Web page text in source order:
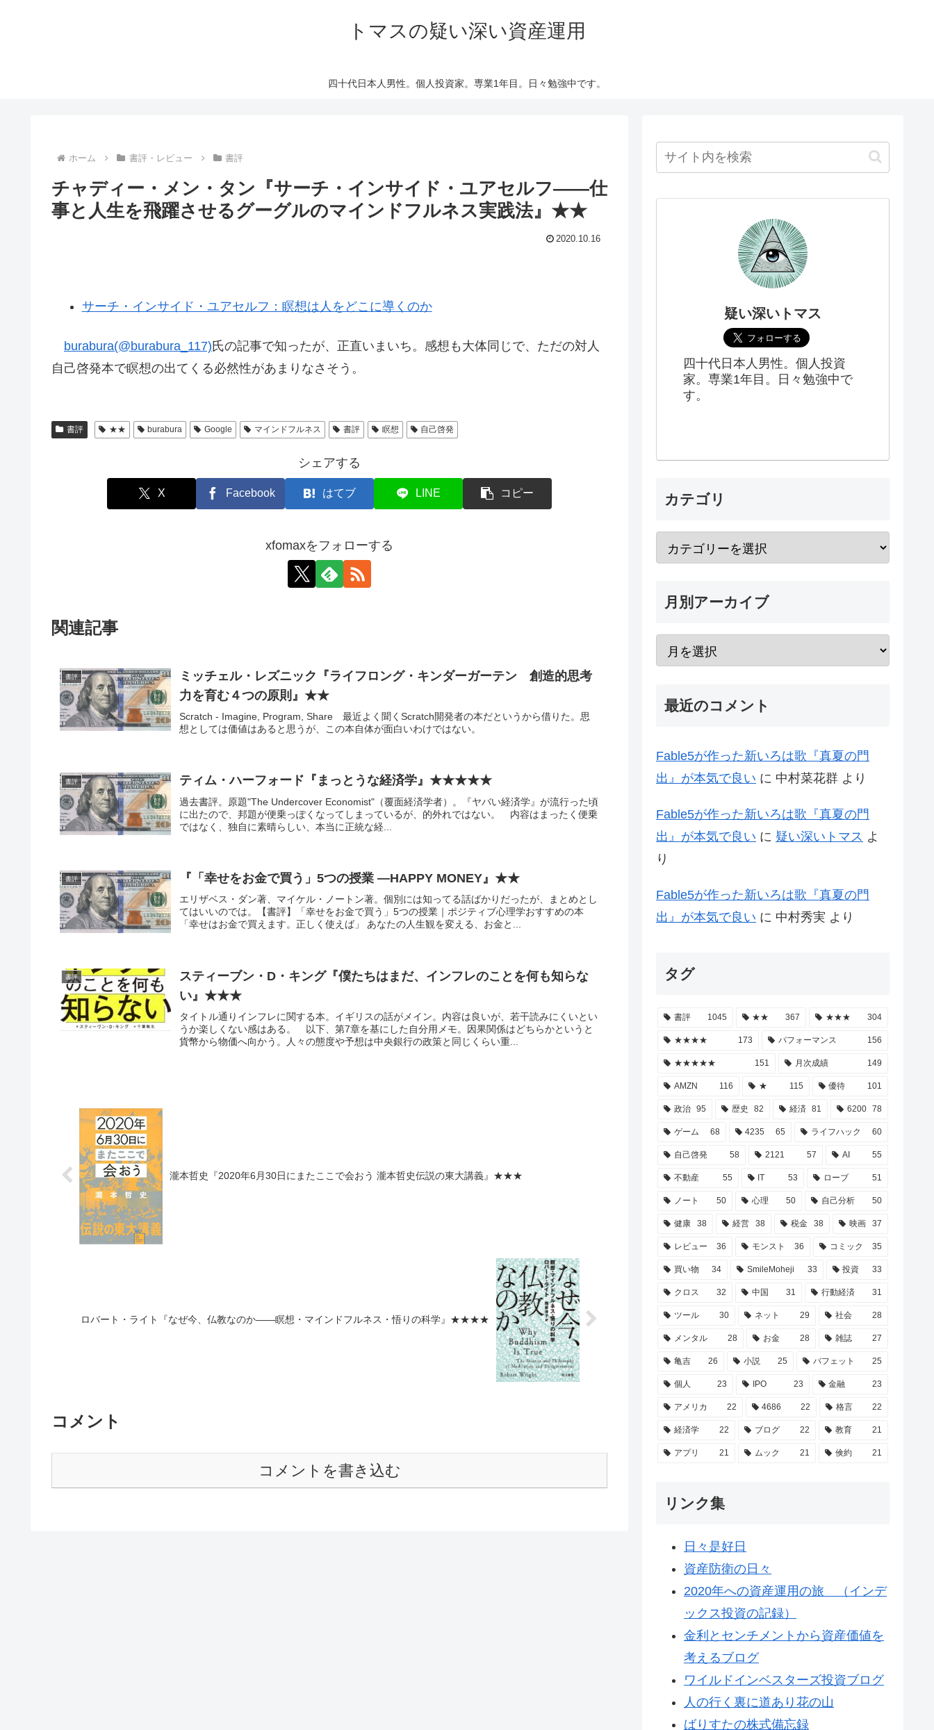
トマスの疑い深い資産運用
四十代日本人男性。個人投資家。専業1年目。日々勉強中です。
ホーム 書評・レビュー 書評
チャディー・メン・タン『サーチ・インサイド・ユアセルフ――仕
事と人生を飛躍させるグーグルのマインドフルネス実践法』★★
2020.10.16
サーチ・インサイド・ユアセルフ：瞑想は人をどこに導くのか
burabura(@burabura_117) 氏の記事で知ったが、正直いまいち。感想も大体同じで、ただの対人
自己啓発本で瞑想の出てくる必然性があまりなさそう。
書評 ★★ burabura Google マインドフルネス 書評 瞑想 自己啓発
シェアする
X Facebook はてブ LINE コピー
xfomaxをフォローする
関連記事
書評
ミッチェル・レズニック『ライフロング・キンダーガーテン 創造的思考
力を育む４つの原則』★★
Scratch - Imagine, Program, Share 最近よく聞くScratch開発者の本だというから借りた。思
想としては価値はあると思うが、この本自体が面白いわけではない。
書評 ティム・ハーフォード『まっとうな経済学』★★★★★
過去書評。原題"The Undercover Economist"（覆面経済学者）。『ヤバい経済学』が流行った頃
に出たので、邦題が便乗っぽくなってしまっているが、的外れではない。 内容はまったく便乗
ではなく、独自に素晴らしい、本当に正統な経...
書評 『「幸せをお金で買う」5つの授業 ―HAPPY MONEY』★★
エリザベス・ダン著、マイケル・ノートン著。個別には知ってる話ばかりだったが、まとめとし
てはいいのでは。【書評】「幸せをお金で買う」5つの授業｜ポジティブ心理学おすすめの本
「幸せはお金で買えます。正しく使えば」 あなたの人生観を変える、お金と...
書評
スティーブン・D・キング『僕たちはまだ、インフレのことを何も知らな
い』★★★
タイトル通りインフレに関する本。イギリスの話がメイン。内容は良いが、若干読みにくいとい
うか楽しくない感はある。 以下、第7章を基にした自分用メモ。因果関係はどちらかというと
貨幣から物価へ向かう。人々の態度や予想は中央銀行の政策と同じくらい重...
瀧本哲史『2020年6月30日にまたここで会おう 瀧本哲史伝説の東大講義』★★★
ロバート・ライト『なぜ今、仏教なのか――瞑想・マインドフルネス・悟りの科学』★★★★
コメント
コメントを書き込む
疑い深いトマス
四十代日本人男性。個人投資
家。専業1年目。日々勉強中で
す。
カテゴリ
月別アーカイブ
最近のコメント
Fable5が作った新いろは歌『真夏の門
出』が本気で良い に 中村菜花群 より
Fable5が作った新いろは歌『真夏の門
出』が本気で良い に 疑い深いトマス よ
り
Fable5が作った新いろは歌『真夏の門
出』が本気で良い に 中村秀実 より
タグ
書評 1045 ★★ 367 ★★★ 304
★★★★ 173 パフォーマンス 156
★★★★★ 151 月次成績 149
AMZN 116 ★ 115 優待 101
政治 95 歴史 82 経済 81 6200 78
ゲーム 68 4235 65 ライフハック 60
自己啓発 58 2121 57 AI 55
不動産 55 IT 53 ローブ 51
ノート 50 心理 50 自己分析 50
健康 38 経営 38 税金 38 映画 37
レビュー 36 モンスト 36 コミック 35
買い物 34 SmileMoheji 33 投資 33
クロス 32 中国 31 行動経済 31
ツール 30 ネット 29 社会 28
メンタル 28 お金 28 雑誌 27
亀吉 26 小説 25 バフェット 25
個人 23 IPO 23 金融 23
アメリカ 22 4686 22 格言 22
経済学 22 ブログ 22 教育 21
アプリ 21 ムック 21 倹約 21
リンク集
日々是好日
資産防衛の日々
2020年への資産運用の旅 （インデ
ックス投資の記録）
金利とセンチメントから資産価値を
考えるブログ
ワイルドインベスターズ投資ブログ
人の行く裏に道あり花の山
ばりすたの株式備忘録